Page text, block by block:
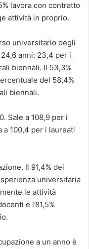
lavora con contratto
attività in proprio.
universitario degli
anni: 23,4 per i
biennali. Il 53,3%
del 58,4%
biennali.
Sale a 108,9 per i
100,4 per i laureati
Il 91,4% dei
universitaria
le attività
e l’81,5%
a un anno è